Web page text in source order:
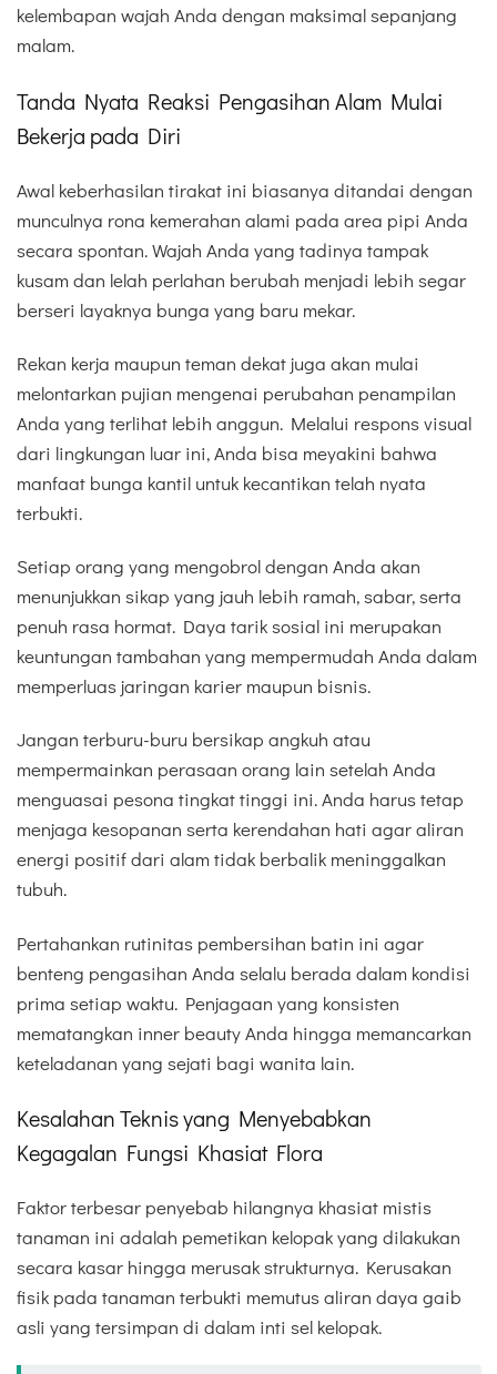
kelembapan wajah Anda dengan maksimal sepanjang
malam.
Tanda Nyata Reaksi Pengasihan Alam Mulai
Bekerja pada Diri
Awal keberhasilan tirakat ini biasanya ditandai dengan
munculnya rona kemerahan alami pada area pipi Anda
secara spontan. Wajah Anda yang tadinya tampak
kusam dan lelah perlahan berubah menjadi lebih segar
berseri layaknya bunga yang baru mekar.
Rekan kerja maupun teman dekat juga akan mulai
melontarkan pujian mengenai perubahan penampilan
Anda yang terlihat lebih anggun. Melalui respons visual
dari lingkungan luar ini, Anda bisa meyakini bahwa
manfaat bunga kantil untuk kecantikan telah nyata
terbukti.
Setiap orang yang mengobrol dengan Anda akan
menunjukkan sikap yang jauh lebih ramah, sabar, serta
penuh rasa hormat. Daya tarik sosial ini merupakan
keuntungan tambahan yang mempermudah Anda dalam
memperluas jaringan karier maupun bisnis.
Jangan terburu-buru bersikap angkuh atau
mempermainkan perasaan orang lain setelah Anda
menguasai pesona tingkat tinggi ini. Anda harus tetap
menjaga kesopanan serta kerendahan hati agar aliran
energi positif dari alam tidak berbalik meninggalkan
tubuh.
Pertahankan rutinitas pembersihan batin ini agar
benteng pengasihan Anda selalu berada dalam kondisi
prima setiap waktu. Penjagaan yang konsisten
mematangkan inner beauty Anda hingga memancarkan
keteladanan yang sejati bagi wanita lain.
Kesalahan Teknis yang Menyebabkan
Kegagalan Fungsi Khasiat Flora
Faktor terbesar penyebab hilangnya khasiat mistis
tanaman ini adalah pemetikan kelopak yang dilakukan
secara kasar hingga merusak strukturnya. Kerusakan
fisik pada tanaman terbukti memutus aliran daya gaib
asli yang tersimpan di dalam inti sel kelopak.